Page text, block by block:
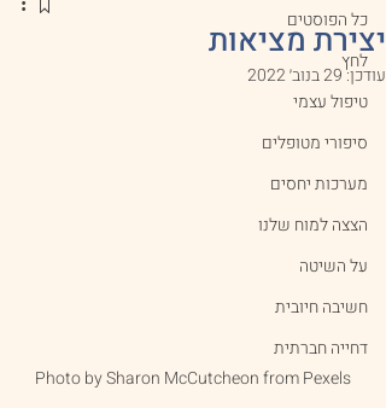
כל הפוסטים
לחץ
טיפול עצמי
סיפורי מטופלים
מערכות יחסים
הצצה למוח שלנו
על השיטה
חשיבה חיובית
דחייה חברתית
יצירת מציאות
עודכן:29 בנוב׳ 2022
Photo by Sharon McCutcheon from Pexels